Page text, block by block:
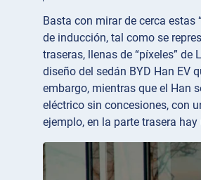
Basta con mirar de cerca
de inducción, tal como se
traseras, llenas de “píxeles”
diseño del sedán BYD Han EV
embargo, mientras que el Han
eléctrico sin concesiones, con
ejemplo, en la parte trasera